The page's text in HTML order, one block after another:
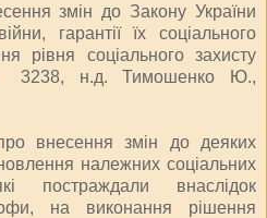
змін до Закону України
гарантії їх соціального
рівня соціального захисту
3238, н.д. Тимошенко Ю.,
внесення змін до деяких
належних соціальних
постраждали внаслідок
на виконання рішення